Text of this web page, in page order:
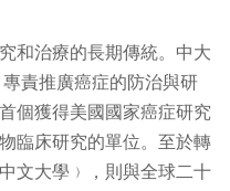
和治療的長期傳統。中大
責推廣癌症的防治與研
個獲得美國國家癌症研究
臨床研究的單位。至於轉
文大學﹚，則與全球二十